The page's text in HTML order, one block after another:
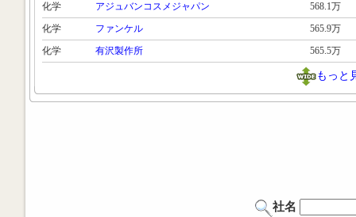
化学
アジュバンコスメジャパン
568.1万
化学
ファンケル
565.9万
化学
有沢製作所 565.5万
もっと
社名